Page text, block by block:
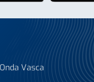
Vasca